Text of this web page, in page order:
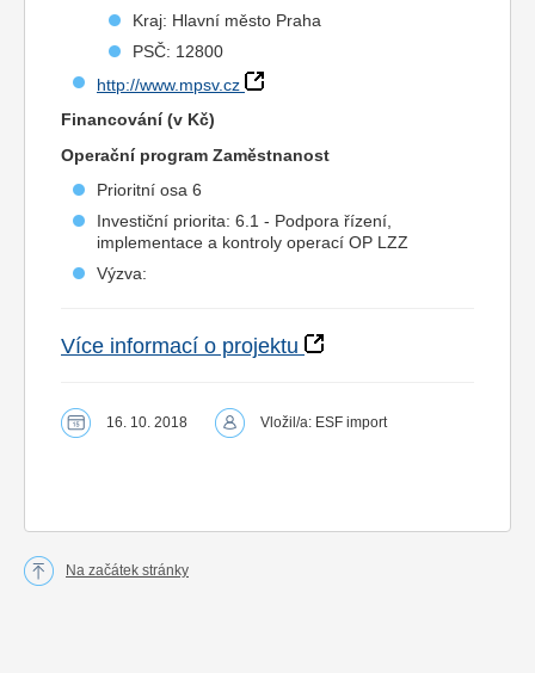
Kraj: Hlavní město Praha
PSČ: 12800
http://www.mpsv.cz
Financování (v Kč)
Operační program Zaměstnanost
Prioritní osa 6
Investiční priorita: 6.1 - Podpora řízení,
implementace a kontroly operací OP LZZ
Výzva:
Více informací o projektu
16. 10. 2018 Vložil/a: ESF import
Na začátek stránky